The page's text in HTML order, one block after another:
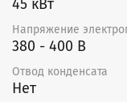
45 кВт
Напряжение
380 - 400 В
Отвод конденсата
Нет